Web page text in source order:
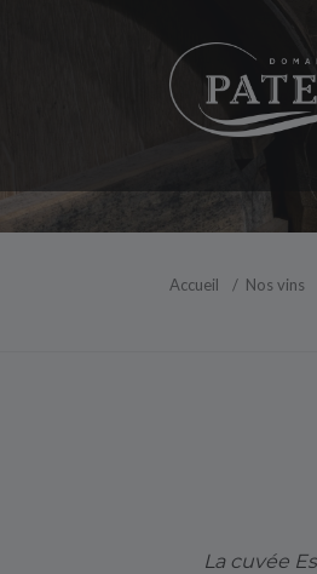
Accueil Nos vins
La cuvée